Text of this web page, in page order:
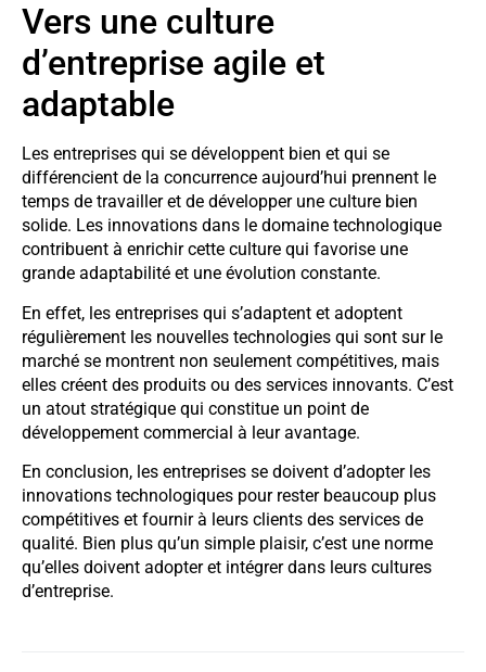
Vers une culture
d’entreprise agile et
adaptable
Les entreprises qui se développent bien et qui se
différencient de la concurrence aujourd’hui prennent le
temps de travailler et de développer une culture bien
solide. Les innovations dans le domaine technologique
contribuent à enrichir cette culture qui favorise une
grande adaptabilité et une évolution constante.
En effet, les entreprises qui s’adaptent et adoptent
régulièrement les nouvelles technologies qui sont sur le
marché se montrent non seulement compétitives, mais
elles créent des produits ou des services innovants. C’est
un atout stratégique qui constitue un point de
développement commercial à leur avantage.
En conclusion, les entreprises se doivent d’adopter les
innovations technologiques pour rester beaucoup plus
compétitives et fournir à leurs clients des services de
qualité. Bien plus qu’un simple plaisir, c’est une norme
qu’elles doivent adopter et intégrer dans leurs cultures
d’entreprise.